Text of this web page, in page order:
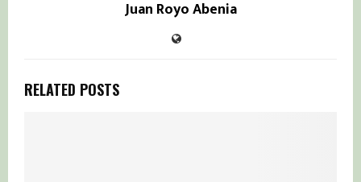
Juan Royo Abenia
RELATED POSTS